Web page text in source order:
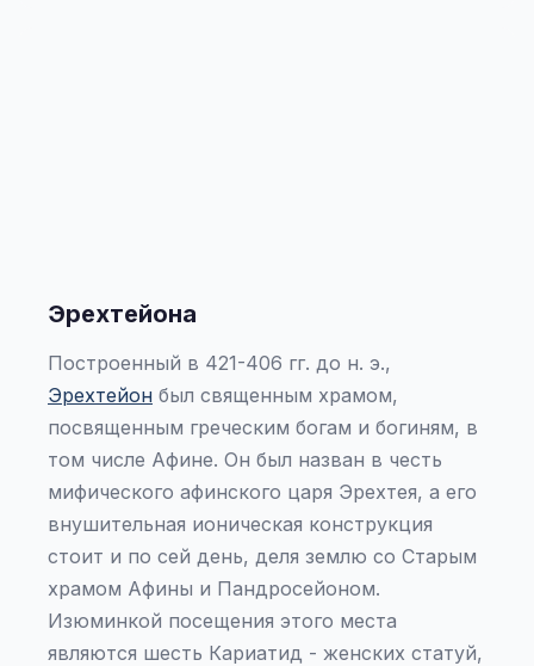
Эрехтейона
Построенный в 421-406 гг. до н. э.,
Эрехтейон был священным храмом,
посвященным греческим богам и богиням, в
том числе Афине. Он был назван в честь
мифического афинского царя Эрехтея, а его
внушительная ионическая конструкция
стоит и по сей день, деля землю со Старым
храмом Афины и Пандросейоном.
Изюминкой посещения этого места
являются шесть Кариатид - женских статуй,